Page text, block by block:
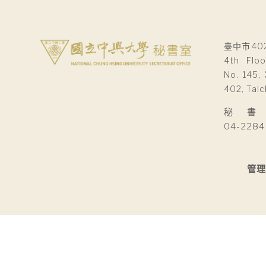
臺中市
4th
No. 145,
402,
秘 書
04-
管